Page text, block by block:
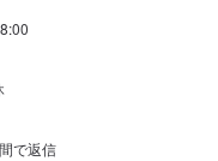
で返信